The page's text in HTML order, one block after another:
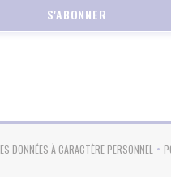
S'ABONNER
DONNÉES À CARACTÈRE PERSONNEL
((OUVRE UNE NOUVELLE FENÊTRE))